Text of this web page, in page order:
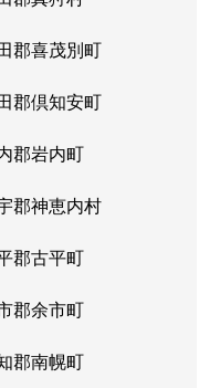
郡喜茂別町
郡倶知安町
郡岩内町
郡神恵内村
郡古平町
郡余市町
郡南幌町